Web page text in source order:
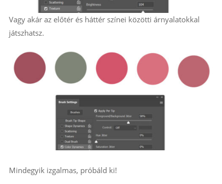
Vagy akár az előtér és háttér színei közötti árnyalatokkal
játszhatsz.
Mindegyik izgalmas, próbáld ki!